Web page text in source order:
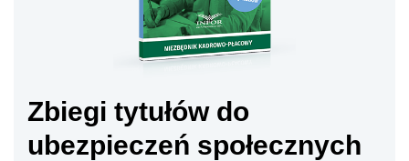
Zbiegi tytułów do
ubezpieczeń społecznych